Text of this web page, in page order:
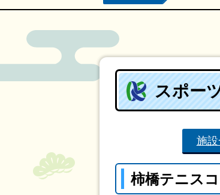
スポー
施
柿橋テニス